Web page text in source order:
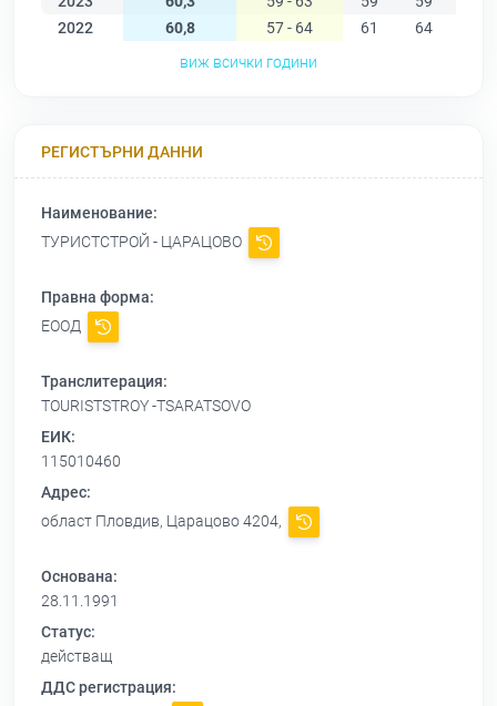
2022
60,8 57 - 64 61 64
виж всички години
РЕГИСТЪРНИ ДАННИ
Наименование:
ТУРИСТСТРОЙ - ЦАРАЦОВО
Правна форма:
ЕООД
Транслитерация:
TOURISTSTROY -TSARATSOVO
ЕИК:
115010460
Адрес:
област Пловдив, Царацово 4204,
Основана:
28.11.1991
Статус:
действащ
ДДС регистрация: